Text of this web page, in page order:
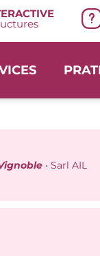
• Sarl AIL